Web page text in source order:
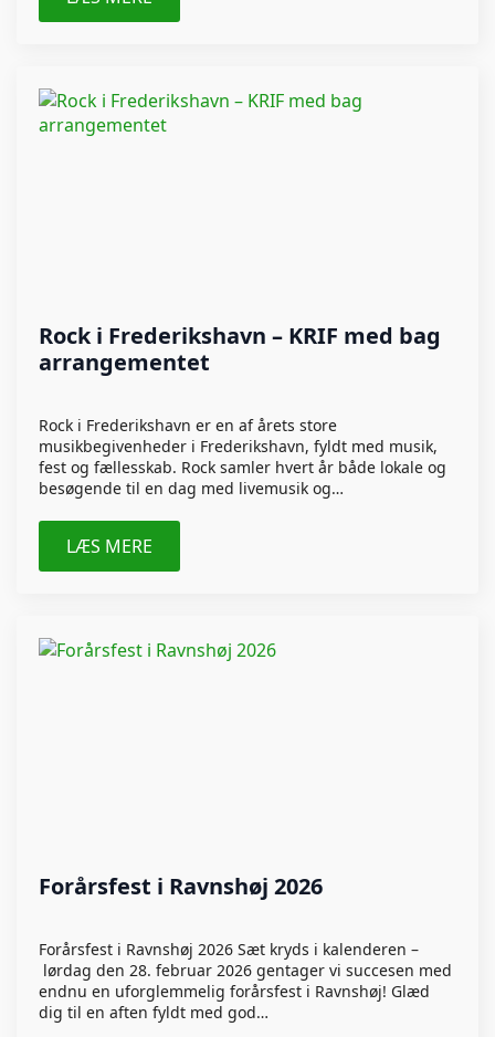
Rock i Frederikshavn – KRIF med bag
arrangementet
Rock i Frederikshavn er en af årets store
musikbegivenheder i Frederikshavn, fyldt med musik,
fest og fællesskab. Rock samler hvert år både lokale og
besøgende til en dag med livemusik og…
LÆS MERE
Forårsfest i Ravnshøj 2026
Forårsfest i Ravnshøj 2026 Sæt kryds i kalenderen –
lørdag den 28. februar 2026 gentager vi succesen med
endnu en uforglemmelig forårsfest i Ravnshøj! Glæd
dig til en aften fyldt med god…